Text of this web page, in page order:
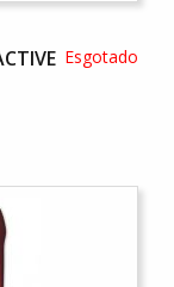
Esgotado